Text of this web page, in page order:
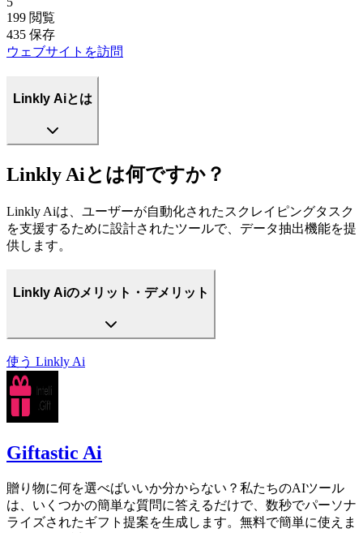
199 閲覧
435 保存
ウェブサイトを訪問
Linkly Aiとは
Linkly Aiとは何ですか？
Linkly Aiは、ユーザーが自動化されたスクレイピングタスク
を支援するために設計されたツールで、データ抽出機能を提
供します。
Linkly Aiのメリット・デメリット
使う Linkly Ai
Giftastic Ai
贈り物に何を選べばいいか分からない？私たちのAIツール
は、いくつかの簡単な質問に答えるだけで、数秒でパーソナ
ライズされたギフト提案を生成します。無料で簡単に使えま